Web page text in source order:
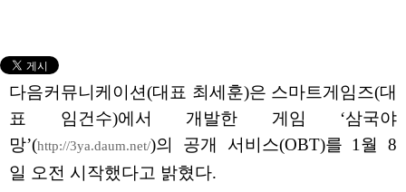
다음커뮤니케이션(대표 최세훈)은 스마트게임즈(대
표 임건수)에서 개발한 게임 ‘삼국야
망’(http://3ya.daum.net/)의 공개 서비스(OBT)를 1월 8
일 오전 시작했다고 밝혔다.